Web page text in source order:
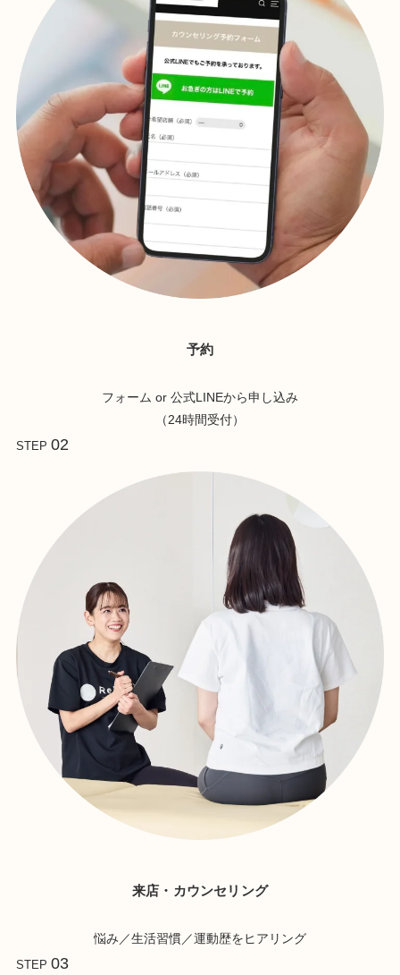
予約
フォーム or 公式LINEから申し込み
（24時間受付）
STEP 02
来店・カウンセリング
悩み／生活習慣／運動歴をヒアリング
STEP 03